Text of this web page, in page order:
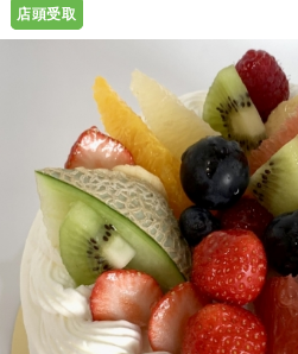
店頭受取